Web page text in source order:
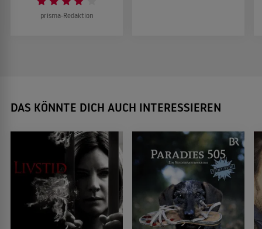
prisma-Redaktion
DAS KÖNNTE DICH AUCH INTERESSIEREN